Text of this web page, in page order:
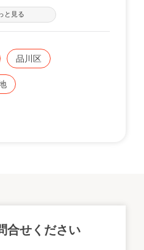
という風潮。供養のカタチ
す。
にお応えすべく、納骨堂の
ロからスタートさせまし
ャッチし、時代を先見した
が凝縮した納骨館なので
と見る
品川区
合せください